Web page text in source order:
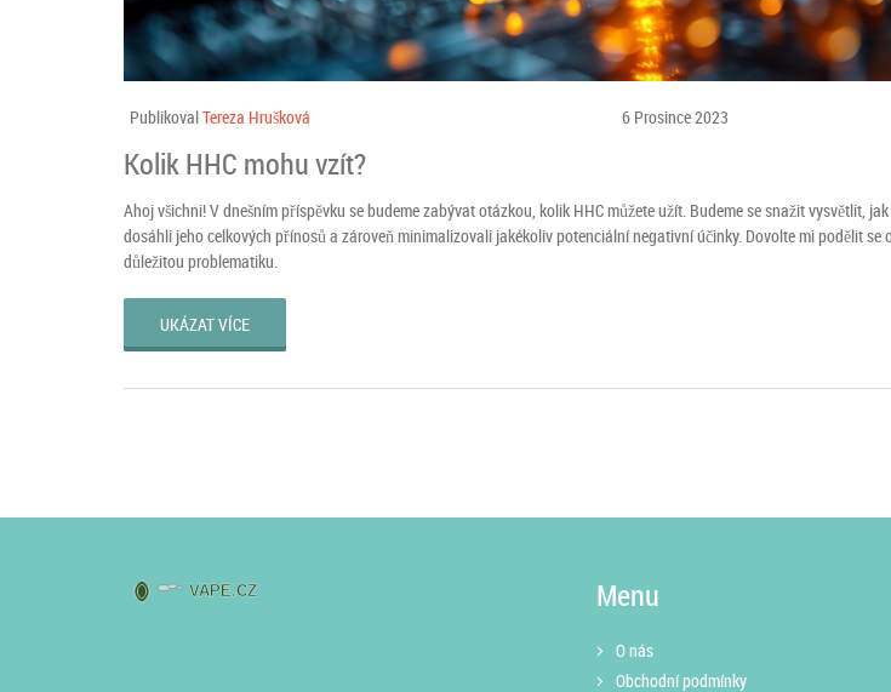
PublikovalTereza Hrušková 6 Prosince 2023
Kolik HHC mohu vzít?
Ahoj všichni! V dnešním příspěvku se budeme zabývat otázkou, kolik HHC můžete užít. Budeme se snažit vysvětlit,
dosáhli jeho celkových přínosů a zároveň minimalizovali jakékoliv potenciální negativní účinky. Dovolte mi podělit
důležitou problematiku.
UKÁZAT VÍCE
Menu
O nás
Obchodní podmínky